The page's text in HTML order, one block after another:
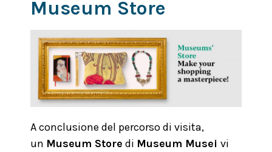
Museum Store
A conclusione del percorso di visita,
un Museum Store di Museum Musei vi